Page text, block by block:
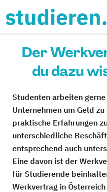
Der
du dazu
Studenten arbeiten
Unternehmen um Geld
praktische Erfahrungen
unterschiedliche
entsprechend auch
Eine davon ist der
für Studierende
Werkvertrag in